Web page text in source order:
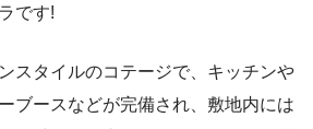
です!
スタイルのコテージで、キッチンや
ブースなどが完備され、敷地内には